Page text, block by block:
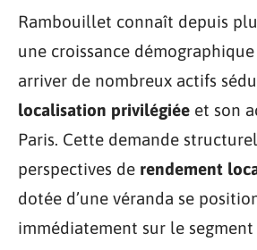
Rambouillet connaît depuis
une croissance
arriver de nombreux actifs
localisation privilégiée et son
Paris. Cette demande
perspectives de rendement
dotée d’une véranda se
immédiatement sur le